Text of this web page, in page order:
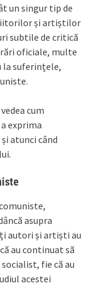
un singur tip de
și artiștilor
subtile de critică
oficiale, multe
la suferințele,
cum
exprima
atunci când
asupra
autori și artiști au
au continuat să
fie că au
acestei